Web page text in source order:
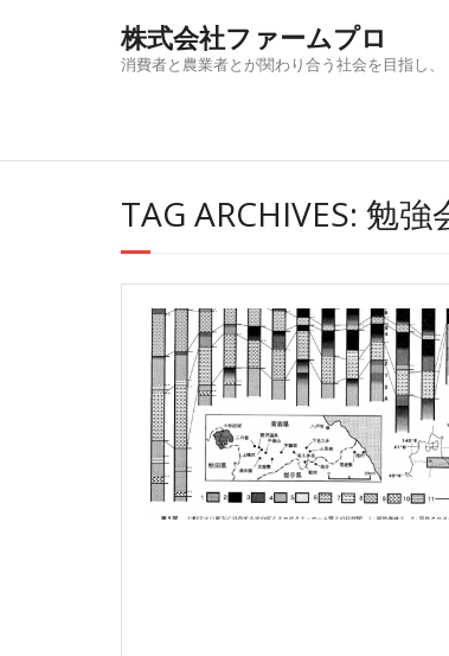
株式会社ファームプロ
消費者と農業者とが関わり合う社会を目指し
TAG ARCHIVES: 勉強